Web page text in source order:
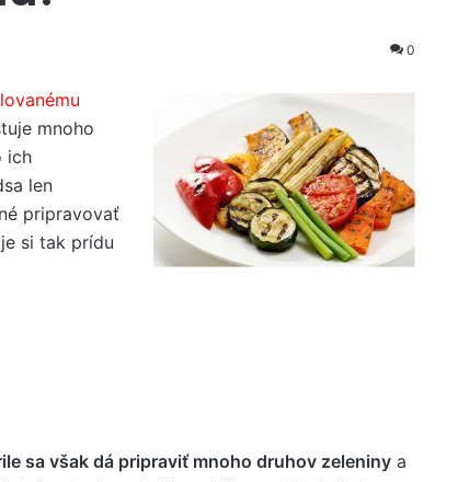
0
mnoho
ich
len
pripravovať
si tak prídu
sa však dá pripraviť mnoho druhov zeleniny a